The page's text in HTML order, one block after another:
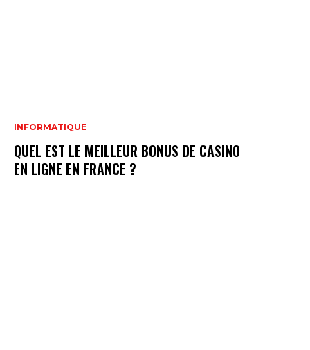
INFORMATIQUE
QUEL EST LE MEILLEUR BONUS DE CASINO
EN LIGNE EN FRANCE ?